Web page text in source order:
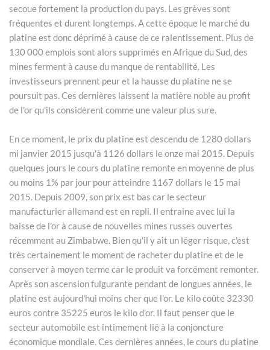
secoue fortement la production du pays. Les grèves sont
fréquentes et durent longtemps. A cette époque le marché du
platine est donc déprimé à cause de ce ralentissement. Plus de
130 000 emplois sont alors supprimés en Afrique du Sud, des
mines ferment à cause du manque de rentabilité. Les
investisseurs prennent peur et la hausse du platine ne se
poursuit pas. Ces dernières laissent la matière noble au profit
de l'or qu'ils considèrent comme une valeur plus sure.
En ce moment, le prix du platine est descendu de 1280 dollars
mi janvier 2015 jusqu'à 1126 dollars le onze mai 2015. Depuis
quelques jours le cours du platine remonte en moyenne de plus
ou moins 1% par jour pour atteindre 1167 dollars le 15 mai
2015. Depuis 2009, son prix est bas car le secteur
manufacturier allemand est en repli. Il entraine avec lui la
baisse de l'or à cause de nouvelles mines russes ouvertes
récemment au Zimbabwe. Bien qu'il y ait un léger risque, c'est
très certainement le moment de racheter du platine et de le
conserver à moyen terme car le produit va forcément remonter.
Après son ascension fulgurante pendant de longues années, le
platine est aujourd'hui moins cher que l'or. Le kilo coûte 32330
euros contre 35225 euros le kilo d'or. Il faut penser que le
secteur automobile est intimement lié à la conjoncture
économique mondiale. Ces dernières années, le cours du platine